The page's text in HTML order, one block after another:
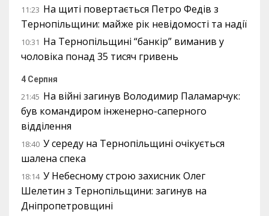
11:23 На щиті повертається Петро Федів з
Тернопільщини: майже рік невідомості та надії
10:31 На Тернопільщині “банкір” виманив у
чоловіка понад 35 тисяч гривень
4 Серпня
21:45 На війні загинув Володимир Паламарчук:
був командиром інженерно-саперного
відділення
18:40 У середу на Тернопільщині очікується
шалена спека
18:14 У Небесному строю захисник Олег
Шелетин з Тернопільщини: загинув на
Дніпропетровщині